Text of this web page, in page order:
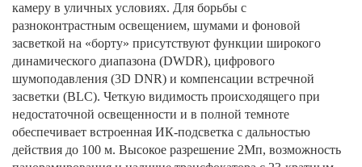
камеру в уличных условиях. Для борьбы с
разноконтрастным освещением, шумами и фоновой
засветкой на «борту» присутствуют функции широкого
динамического диапазона (DWDR), цифрового
шумоподавления (3D DNR) и компенсации встречной
засветки (BLC). Четкую видимость происходящего при
недостаточной освещенности и в полной темноте
обеспечивает встроенная ИК-подсветка с дальностью
действия до 100 м. Высокое разрешение 2Мп, возможность